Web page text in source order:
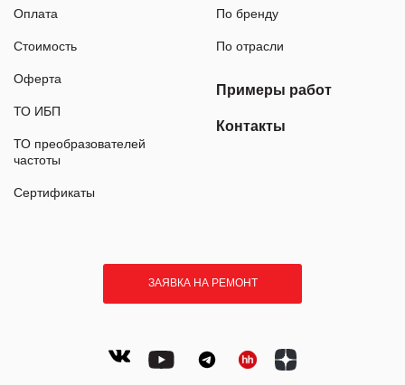
Оплата
Стоимость
Оферта
ТО ИБП
ТО преобразователей
частоты
Сертификаты
По бренду
По отрасли
Примеры работ
Контакты
ЗАЯВКА НА РЕМОНТ